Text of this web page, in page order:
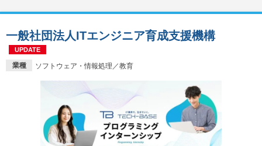
業種 ソフトウェア・情報処理／教育
一般社団法人ITエンジニア育成支援機構
UPDATE